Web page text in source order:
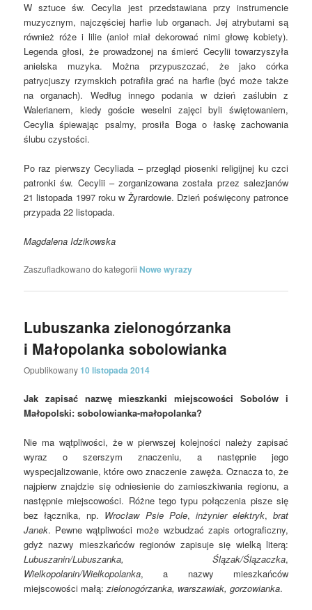
W sztuce św. Cecylia jest przedstawiana przy instrumencie
muzycznym, najczęściej harfie lub organach. Jej atrybutami są
również róże i lilie (anioł miał dekorować nimi głowę kobiety).
Legenda głosi, że prowadzonej na śmierć Cecylii towarzyszyła
anielska muzyka. Można przypuszczać, że jako córka
patrycjuszy rzymskich potrafiła grać na harfie (być może także
na organach). Według innego podania w dzień zaślubin z
Walerianem, kiedy goście weselni zajęci byli świętowaniem,
Cecylia śpiewając psalmy, prosiła Boga o łaskę zachowania
ślubu czystości.
Po raz pierwszy Cecyliada – przegląd piosenki religijnej ku czci
patronki św. Cecylii – zorganizowana została przez salezjanów
21 listopada 1997 roku w Żyrardowie. Dzień poświęcony patronce
przypada 22 listopada.
Magdalena Idzikowska
Zaszufladkowano do kategorii Nowe wyrazy
Lubuszanka zielonogórzanka
i Małopolanka sobolowianka
Opublikowany10 listopada 2014
Jak zapisać nazwę mieszkanki miejscowości Sobolów i
Małopolski: sobolowianka-małopolanka?
Nie ma wątpliwości, że w pierwszej kolejności należy zapisać
wyraz o szerszym znaczeniu, a następnie jego
wyspecjalizowanie, które owo znaczenie zawęża. Oznacza to, że
najpierw znajdzie się odniesienie do zamieszkiwania regionu, a
następnie miejscowości. Różne tego typu połączenia pisze się
bez łącznika, np. Wrocław Psie Pole, inżynier elektryk, brat
Janek. Pewne wątpliwości może wzbudzać zapis ortograficzny,
gdyż nazwy mieszkańców regionów zapisuje się wielką literą:
Lubuszanin/Lubuszanka, Ślązak/Ślązaczka,
Wielkopolanin/Wielkopolanka, a nazwy mieszkańców
miejscowości małą:zielonogórzanka, warszawiak, gorzowianka.